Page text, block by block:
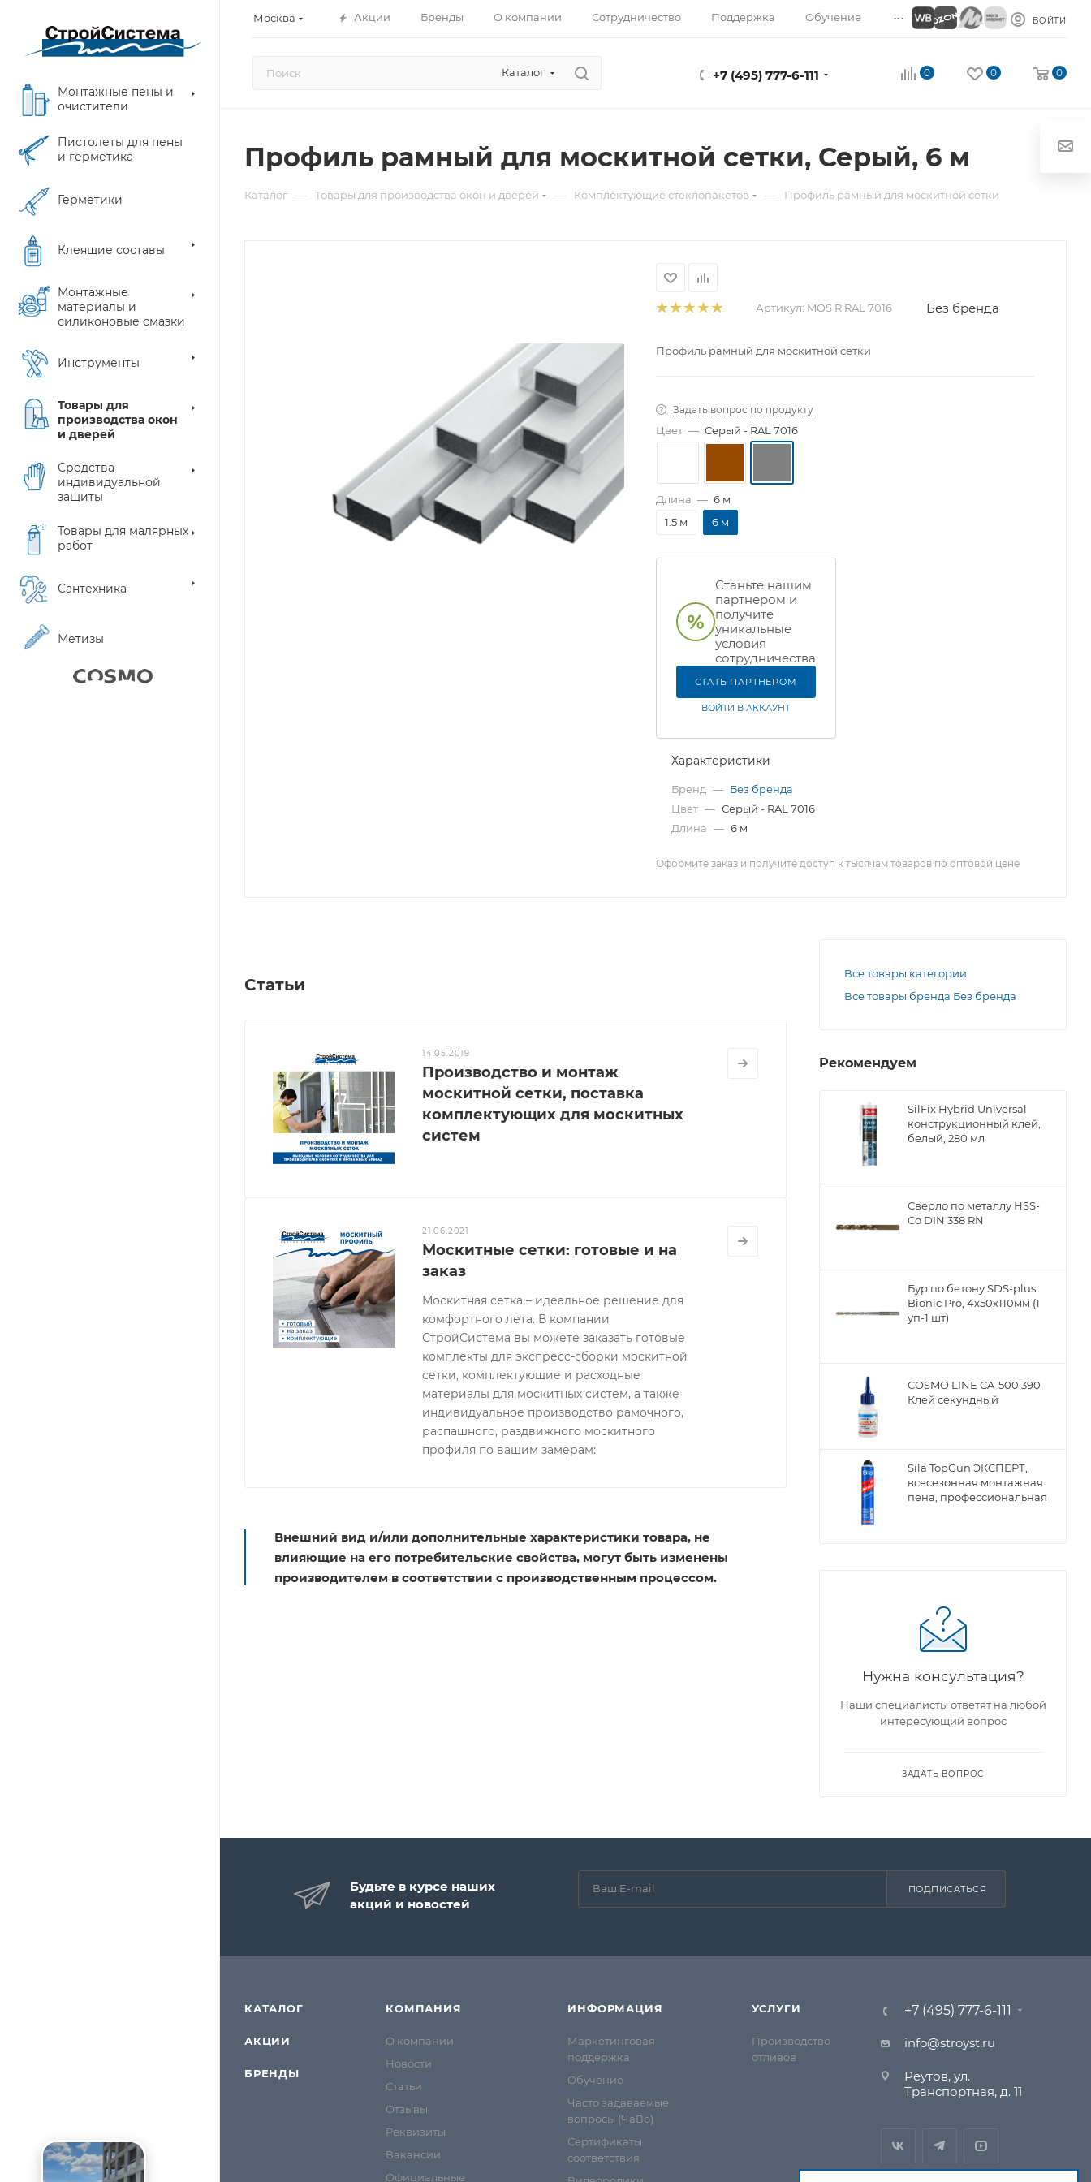
Москва Акции Бренды О компании Сотрудничество Поддержка Обучение ... ВОЙТИ
Каталог +7 (495) 777-6-111 0 0 0
Монтажные пены и
очистители
Пистолеты для пены
и герметика
Герметики
Клеящие составы
Монтажные
материалы и
силиконовые смазки
Инструменты
Товары для
производства окон
и дверей
Средства
индивидуальной
защиты
Товары для малярных
работ
Сантехника
Метизы
Профиль рамный для москитной сетки, Серый, 6 м
Каталог — Товары для производства окон и дверей — Комплектующие стеклопакетов — Профиль рамный для москитной сетки
Артикул: MOS R RAL 7016 Без бренда
Профиль рамный для москитной сетки
Задать вопрос по продукту
Цвет — Серый - RAL 7016
Длина — 6 м
1.5 м
6 м
Станьте нашим
партнером и
получите
уникальные
условия
сотрудничества
СТАТЬ ПАРТНЕРОМ
ВОЙТИ В АККАУНТ
Характеристики
Бренд — Без бренда
Цвет — Серый - RAL 7016
Длина — 6 м
Оформите заказ и получите доступ к тысячам товаров по оптовой цене
Статьи
14.05.2019
Производство и монтаж
москитной сетки, поставка
комплектующих для москитных
систем
21.06.2021
Москитные сетки: готовые и на
заказ
Москитная сетка – идеальное решение для
комфортного лета. В компании
СтройСистема вы можете заказать готовые
комплекты для экспресс-сборки москитной
сетки, комплектующие и расходные
материалы для москитных систем, а также
индивидуальное производство рамочного,
распашного, раздвижного москитного
профиля по вашим замерам:
Внешний вид и/или дополнительные характеристики товара, не
влияющие на его потребительские свойства, могут быть изменены
производителем в соответствии с производственным процессом.
Все товары категории
Все товары бренда Без бренда
Рекомендуем
SilFix Hybrid Universal
конструкционный клей,
белый, 280 мл
Сверло по металлу НSS-
Co DIN 338 RN
Бур по бетону SDS-plus
Bionic Pro, 4х50х110мм (1
уп-1 шт)
COSMO LINE CA-500.390
Клей секундный
Sila TopGun ЭКСПЕРТ,
всесезонная монтажная
пена, профессиональная
Нужна консультация?
Наши специалисты ответят на любой
интересующий вопрос
ЗАДАТЬ ВОПРОС
Будьте в курсе наших
акций и новостей
ПОДПИСАТЬСЯ
КАТАЛОГ
АКЦИИ
БРЕНДЫ
КОМПАНИЯ
О компании
Новости
Статьи
Отзывы
Реквизиты
Вакансии
Официальные
ИНФОРМАЦИЯ
Маркетинговая
поддержка
Обучение
Часто задаваемые
вопросы (ЧаВо)
Сертификаты
соответствия
УСЛУГИ
Производство
отливов
+7 (495) 777-6-111
info@stroyst.ru
Реутов, ул.
Транспортная, д. 11